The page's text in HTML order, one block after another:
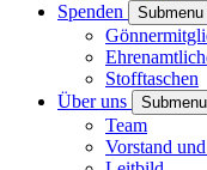
Spenden
Stofftaschen
Über uns
Team
Vorstand